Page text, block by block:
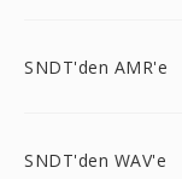
SNDT'den AMR'e
SNDT'den WAV'e